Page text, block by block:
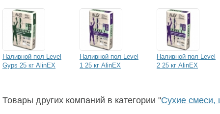
Наливной пол Level
Gyps 25 кг AlinEX
Наливной пол Level
1 25 кг AlinEX
Наливной пол Level
2 25 кг AlinEX
Товары других компаний в категории "Сухие смеси,